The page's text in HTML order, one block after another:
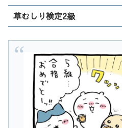
草むしり検定2級